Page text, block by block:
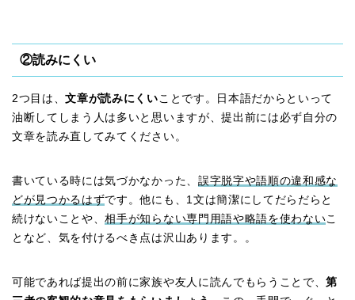
②読みにくい
2つ目は、文章が読みにくいことです。日本語だからといって
油断してしまう人は多いと思いますが、提出前には必ず自分の
文章を読み直してみてください。
書いている時には気づかなかった、 誤字脱字や語順の違和感な
どが見つかるはずです。他にも、1文は簡潔にしてだらだらと
続けないことや、相手が知らない専門用語や略語を使わないこ
となど、気を付けるべき点は沢山あります。。
可能であれば提出の前に家族や友人に読んでもらうことで、第